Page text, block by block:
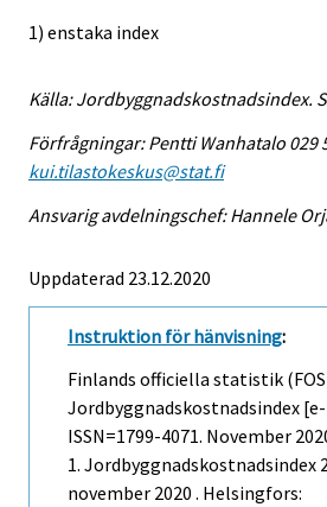
1) enstaka index
Källa: Jordbyggnadskostnadsindex.
Förfrågningar: Pentti Wanhatalo 029
kui.tilastokeskus@stat.fi
Ansvarig avdelningschef: Hannele
Uppdaterad 23.12.2020
Instruktion för hänvisning:
Finlands officiella statistik
Jordbyggnadskostnadsindex
ISSN=1799-4071. November
1. Jordbyggnadskostnadsindex
november 2020 . Helsingfors: